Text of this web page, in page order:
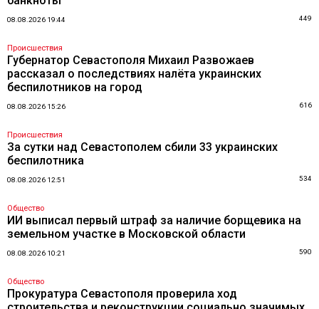
08.08.2026 19:44 449
Происшествия
Губернатор Севастополя Михаил Развожаев
рассказал о последствиях налёта украинских
беспилотников на город
08.08.2026 15:26 616
Происшествия
За сутки над Севастополем сбили 33 украинских
беспилотника
08.08.2026 12:51 534
Общество
ИИ выписал первый штраф за наличие борщевика на
земельном участке в Московской области
08.08.2026 10:21 590
Общество
Прокуратура Севастополя проверила ход